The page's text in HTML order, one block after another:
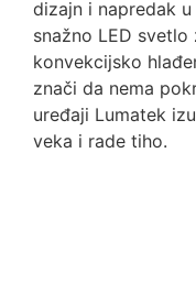
dizajn i napredak
snažno LED
konvekcijsko
znači da nema
uređaji Lumatek
veka i rade tiho.